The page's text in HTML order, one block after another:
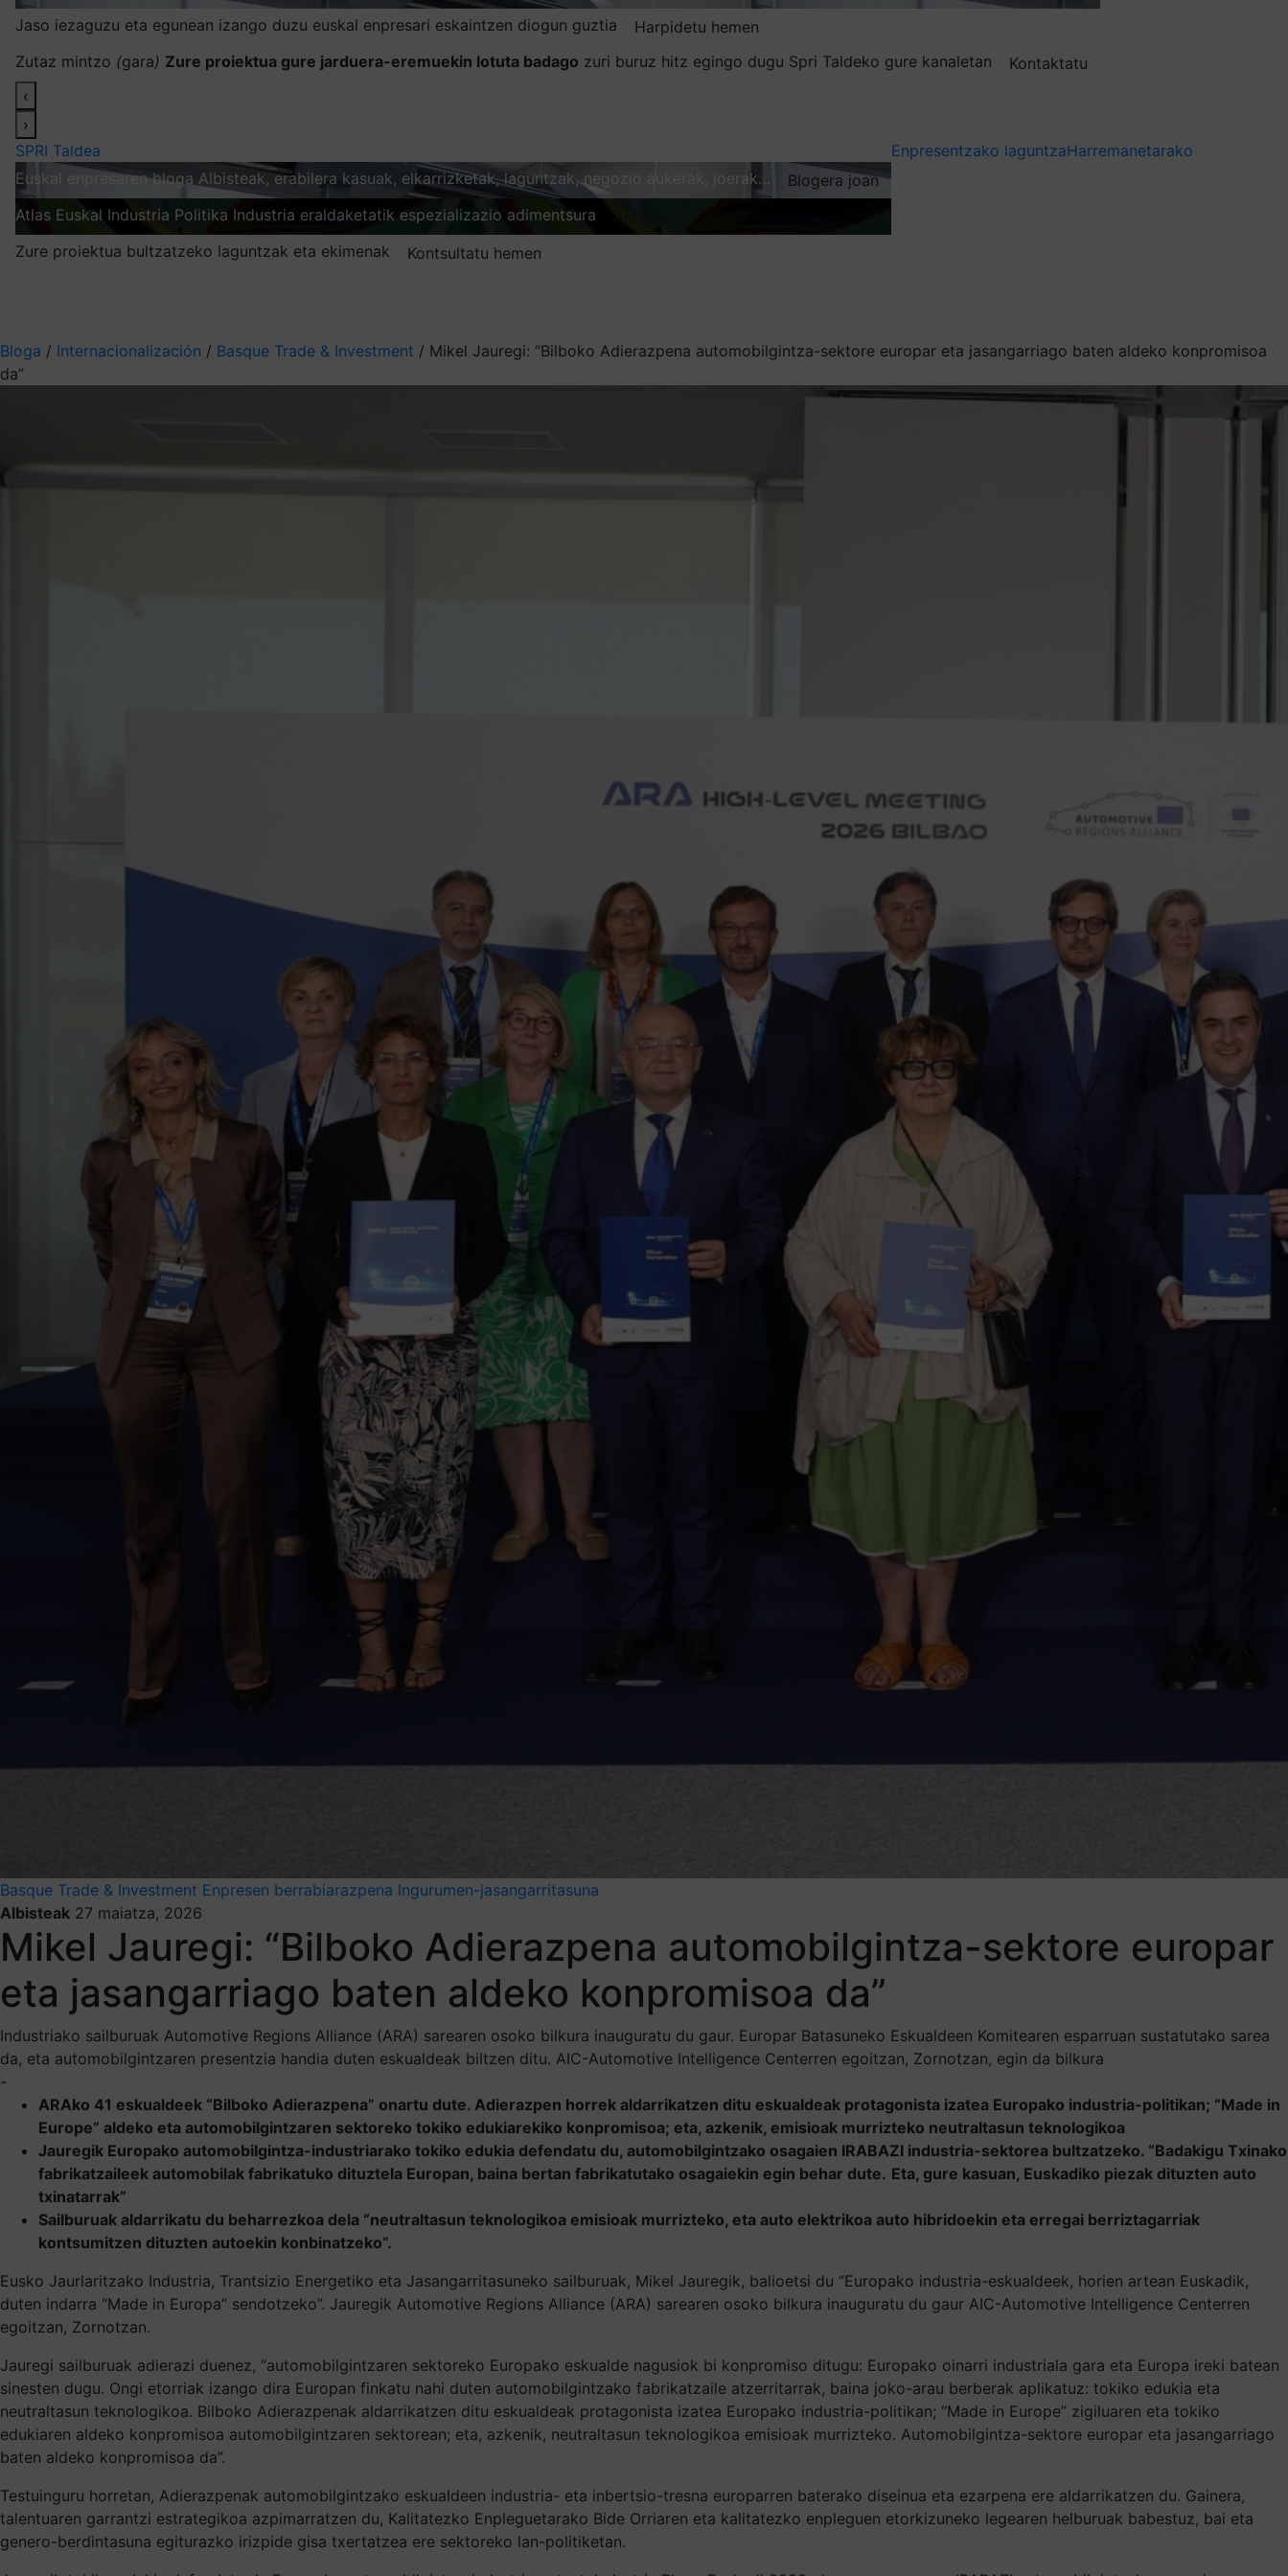
Jaso iezaguzu eta egunean izango duzu euskal enpresari eskaintzen diogun guztia
Harpidetu hemen
Zutaz mintzo (gara) Zure proiektua gure jarduera-eremuekin lotuta badago zuri buruz hitz egingo dugu Spri Taldeko gure kanaletan
Kontaktatu
‹
›
SPRI Taldea
Euskal enpresaren bloga Albisteak, erabilera kasuak, elkarrizketak, laguntzak, negozio aukerak, joerak…
Blogera joan
Atlas Euskal Industria Politika Industria eraldaketatik espezializazio adimentsura
Zure proiektua bultzatzeko laguntzak eta ekimenak
Kontsultatu hemen
Enpresentzako laguntzaHarremanetarako
Bloga / Internacionalización / Basque Trade & Investment / Mikel Jauregi: “Bilboko Adierazpena automobilgintza-sektore europar eta jasangarriago baten aldeko konpromisoa
da”
Basque Trade & Investment Enpresen berrabiarazpena Ingurumen-jasangarritasuna
Albisteak 27 maiatza, 2026
Mikel Jauregi: “Bilboko Adierazpena automobilgintza-sektore europar
eta jasangarriago baten aldeko konpromisoa da”
Industriako sailburuak Automotive Regions Alliance (ARA) sarearen osoko bilkura inauguratu du gaur. Europar Batasuneko Eskualdeen Komitearen esparruan sustatutako sarea
da, eta automobilgintzaren presentzia handia duten eskualdeak biltzen ditu. AIC-Automotive Intelligence Centerren egoitzan, Zornotzan, egin da bilkura
-
ARAko 41 eskualdeek “Bilboko Adierazpena” onartu dute. Adierazpen horrek aldarrikatzen ditu eskualdeak protagonista izatea Europako industria-politikan; “Made in
Europe” aldeko eta automobilgintzaren sektoreko tokiko edukiarekiko konpromisoa; eta, azkenik, emisioak murrizteko neutraltasun teknologikoa
Jauregik Europako automobilgintza-industriarako tokiko edukia defendatu du, automobilgintzako osagaien IRABAZI industria-sektorea bultzatzeko. “Badakigu Txinako
fabrikatzaileek automobilak fabrikatuko dituztela Europan, baina bertan fabrikatutako osagaiekin egin behar dute. Eta, gure kasuan, Euskadiko piezak dituzten auto
txinatarrak”
Sailburuak aldarrikatu du beharrezkoa dela “neutraltasun teknologikoa emisioak murrizteko, eta auto elektrikoa auto hibridoekin eta erregai berriztagarriak
kontsumitzen dituzten autoekin konbinatzeko”.
Eusko Jaurlaritzako Industria, Trantsizio Energetiko eta Jasangarritasuneko sailburuak, Mikel Jauregik, balioetsi du “Europako industria-eskualdeek, horien artean Euskadik,
duten indarra “Made in Europa” sendotzeko”. Jauregik Automotive Regions Alliance (ARA) sarearen osoko bilkura inauguratu du gaur AIC-Automotive Intelligence Centerren
egoitzan, Zornotzan.
Jauregi sailburuak adierazi duenez, “automobilgintzaren sektoreko Europako eskualde nagusiok bi konpromiso ditugu: Europako oinarri industriala gara eta Europa ireki batean
sinesten dugu. Ongi etorriak izango dira Europan finkatu nahi duten automobilgintzako fabrikatzaile atzerritarrak, baina joko-arau berberak aplikatuz: tokiko edukia eta
neutraltasun teknologikoa. Bilboko Adierazpenak aldarrikatzen ditu eskualdeak protagonista izatea Europako industria-politikan; “Made in Europe” zigiluaren eta tokiko
edukiaren aldeko konpromisoa automobilgintzaren sektorean; eta, azkenik, neutraltasun teknologikoa emisioak murrizteko. Automobilgintza-sektore europar eta jasangarriago
baten aldeko konpromisoa da”.
Testuinguru horretan, Adierazpenak automobilgintzako eskualdeen industria- eta inbertsio-tresna europarren baterako diseinua eta ezarpena ere aldarrikatzen du. Gainera,
talentuaren garrantzi estrategikoa azpimarratzen du, Kalitatezko Enpleguetarako Bide Orriaren eta kalitatezko enpleguen etorkizuneko legearen helburuak babestuz, bai eta
genero-berdintasuna egiturazko irizpide gisa txertatzea ere sektoreko lan-politiketan.